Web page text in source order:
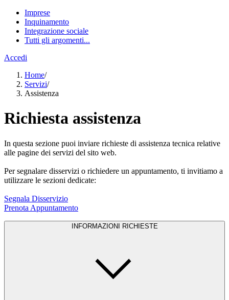
Imprese
Inquinamento
Integrazione sociale
Tutti gli argomenti...
Accedi
Home/
Servizi/
Assistenza
Richiesta assistenza
In questa sezione puoi inviare richieste di assistenza tecnica relative
alle pagine dei servizi del sito web.
Per segnalare disservizi o richiedere un appuntamento, ti invitiamo a
utilizzare le sezioni dedicate:
Segnala Disservizio
Prenota Appuntamento
INFORMAZIONI RICHIESTE